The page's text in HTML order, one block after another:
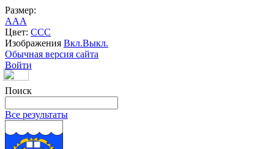
Размер:
AAA
Цвет: CCC
Изображения Вкл.Выкл.
Обычная версия сайта
Войти
Поиск
Все результаты